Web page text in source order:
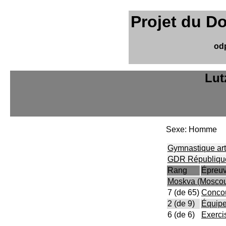
Projet du
Sexe: Homme
Gymnastique
GDR
Rang
Moskva
7 (de 65)
2 (de 9)
6 (de 6)